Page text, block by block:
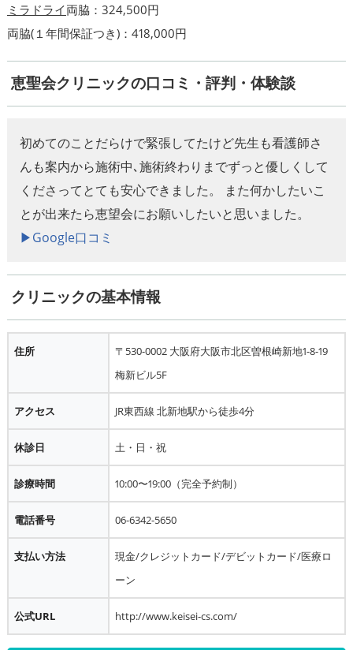
ミラドライ両脇：324,500円
両脇(１年間保証つき)：418,000円
恵聖会クリニックの口コミ・評判・体験談
初めてのことだらけで緊張してたけど先生も看護師さ
んも案内から施術中､施術終わりまでずっと優しくして
くださってとても安心できました。 また何かしたいこ
とが出来たら恵望会にお願いしたいと思いました。
▶︎Google口コミ
クリニックの基本情報
住所
〒530-0002 大阪府大阪市北区曽根崎新地1-8-19
梅新ビル5F
アクセス JR東西線 北新地駅から徒歩4分
休診日 土・日・祝
診療時間 10:00〜19:00（完全予約制）
電話番号 06-6342-5650
支払い方法
現金/クレジットカード/デビットカード/医療ロ
ーン
公式URL http://www.keisei-cs.com/